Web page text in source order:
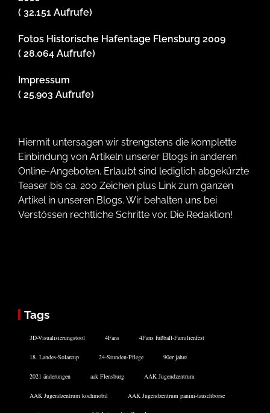
( 32.151 Aufrufe)
Fotos Historische Hafentage Flensburg 2009
( 28.064 Aufrufe)
Impressum
( 25.903 Aufrufe)
Hiermit untersagen wir strengstens die komplette
Einbindung von Artikeln unserer Blogs in anderen
Online-Angeboten. Erlaubt sind lediglich abgekürzte
Teaser bis ca. 200 Zeichen plus Link zum ganzen
Artikel in unseren Blogs. Wir behalten uns bei
Verstössen rechtliche Schritte vor. Die Redaktion!
Tags
3D-Visualisierungstool 4Fans 4Fans fußball-Familienfest
18. Landes-Solarcup 24-Stunden-Pflege 90er jahre
2021 änderungen aak Flensburg AAK Jugendzentrum
AAK Jugendzentrum kochmobil AAK Jugendzentrum panini-tauschbörse